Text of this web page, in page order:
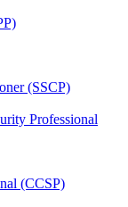
(SSCP)
Professional
(CCSP)